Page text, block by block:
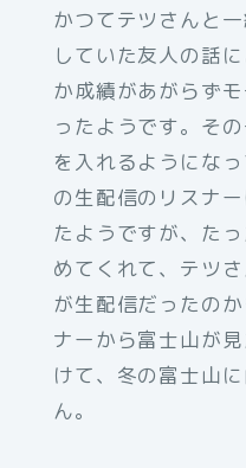
かつてテツさんと
していた友人の話
か成績があがらず
ったようです。そ
を入れるようにな
の生配信のリスナ
たようですが、た
めてくれて、テツ
が生配信だったの
ナーから富士山が
けて、冬の富士山
ん。